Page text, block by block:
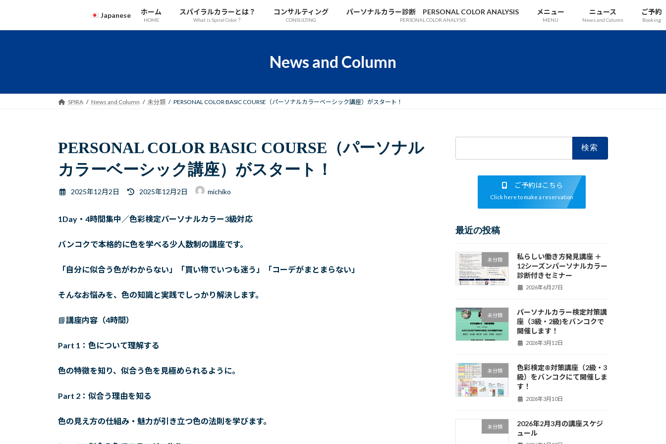
テ
ゲ
Japanese ホーム
HOME
スパイラルカラーとは？
What is Spiral Color？
コンサルティング
CONSULTING
パーソナルカラー診断 PERSONAL COLOR ANALYSIS
PERSONAL COLOR ANALYSIS
メニュー
MENU
ニュース
News and Column
ご予約
Booking
News and Column
SPIRA News and Column 未分類 PERSONAL COLOR BASIC COURSE（パーソナルカラーベーシック講座）がスタート！
PERSONAL COLOR BASIC COURSE（パーソナル
カラーベーシック講座）がスタート！
2025年12月2日
最
新
:
2025年12月2日 michiko
1Day ・ 4時間集中／色彩検定パーソナルカラー3級対応
バンコクで本格的に色を学べる少人数制の講座です。
「自分に似合う色がわからない」「買い物でいつも迷う」「コーデがまとまらない」
そんなお悩みを、色の知識と実践でしっかり解決します。
📘講座内容（4時間）
Part 1：色について理解する
色の特徴を知り、似合う色を見極められるように。
Part 2：似合う理由を知る
色の見え方の仕組み・魅力が引き立つ色の法則を学びます。
ご予約はこちら
Click here to make a reservation
最近の投稿
未分類
私らしい働き方発見講座 ＋
12シーズンパーソナルカラー
診断付きセミナー
2026年6月27日
未分類
パーソナルカラー検定対策講
座（3級・2級)をバンコクで
開催します！
2026年3月12日
未分類
色彩検定®対策講座（2級・3
級）をバンコクにて開催しま
す！
2026年3月10日
未分類
2026年2月3月の講座スケジ
ュール